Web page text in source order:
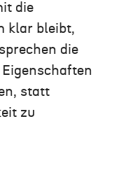
die
klar bleibt,
die
statt
zu